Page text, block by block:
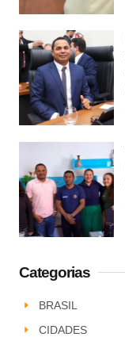
Categorias
BRASIL
CIDADES